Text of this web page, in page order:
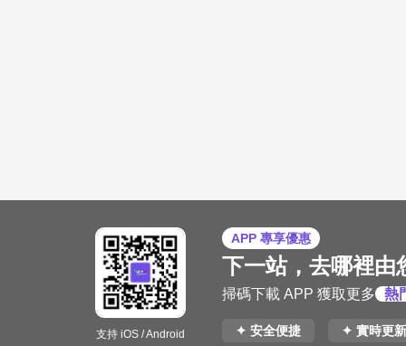
支持 iOS / Android
APP 專享優惠
下一站，去哪裡由
掃碼下載 APP 獲取更多 熱
✦ 安全便捷 ✦ 實時更新